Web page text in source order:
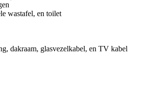
wastafel, en toilet
dakraam, glasvezelkabel, en TV kabel